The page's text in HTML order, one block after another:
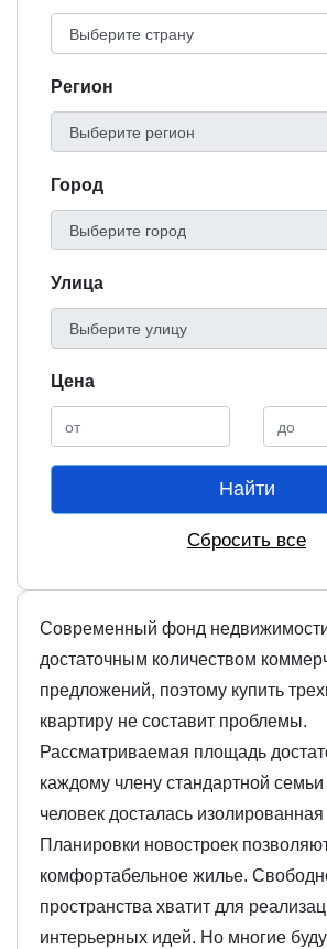
Регион
Город
Улица
Цена
Найти
Сбросить все
Современный фонд недвижимости
достаточным количеством
предложений, поэтому купить
квартиру не составит проблемы.
Рассматриваемая площадь
каждому члену стандартной семьи
человек досталась
Планировки новостроек
комфортабельное жилье.
пространства хватит для
интерьерных идей. Но многие